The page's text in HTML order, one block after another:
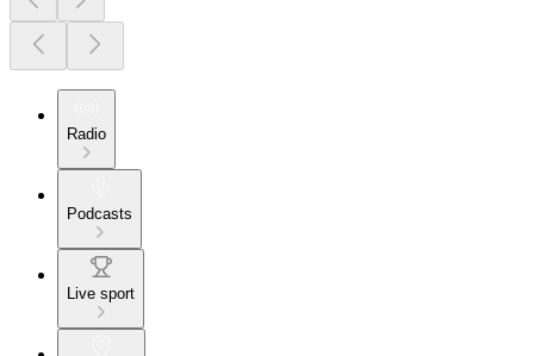
Radio
Podcasts
Live sport